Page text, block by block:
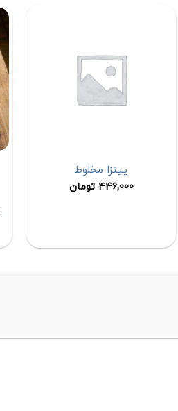
پیتزا مخلوط
446,000 تومان